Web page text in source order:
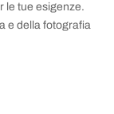
le tue esigenze.
e della fotografia